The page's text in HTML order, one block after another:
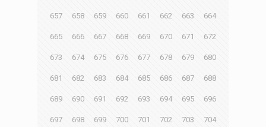
657 658 659 660 661 662 663 664
665 666 667 668 669 670 671 672
673 674 675 676 677 678 679 680
681 682 683 684 685 686 687 688
689 690 691 692 693 694 695 696
697 698 699 700 701 702 703 704